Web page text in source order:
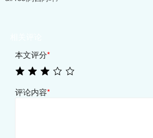
本文评分*
评论内容*